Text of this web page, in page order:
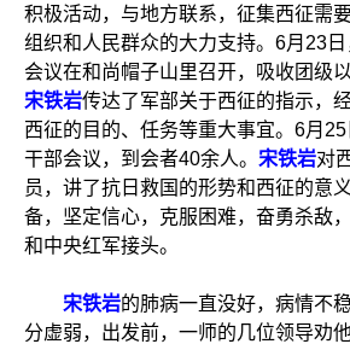
积极活动，与地方联系，征集西征需
组织和人民群众的大力支持。6月23
会议在和尚帽子山里召开，吸收团级
宋铁岩传达了军部关于西征的指示，
西征的目的、任务等重大事宜。6月
干部会议，到会者40余人。 宋铁岩对
员，讲了抗日救国的形势和西征的意
备，坚定信心，克服困难，奋勇杀敌
和中央红军接头。
宋铁岩的肺病一直没好，病情不
分虚弱，出发前，一师的几位领导劝